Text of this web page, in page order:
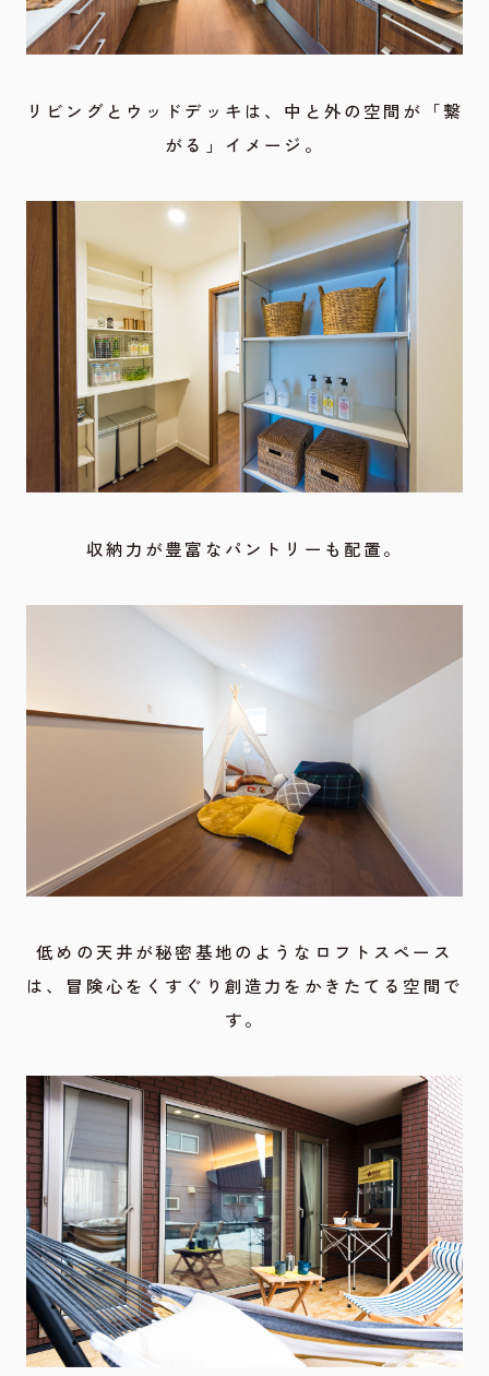
リビングとウッドデッキは、中と外の空間が「繋
がる」イメージ。
収納力が豊富なパントリーも配置。
低めの天井が秘密基地のようなロフトスペース
は、冒険心をくすぐり創造力をかきたてる空間で
す。